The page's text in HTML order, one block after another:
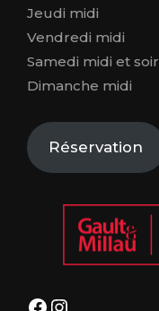
Jeudi midi
Vendredi midi
Samedi midi et soir
Dimanche midi
Réservation
Facebook
Instagram